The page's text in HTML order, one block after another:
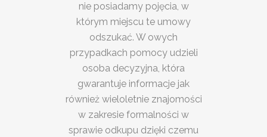
nie posiadamy pojęcia, w
którym miejscu te umowy
odszukać. W owych
przypadkach pomocy udzieli
osoba decyzyjna, która
gwarantuje informacje jak
również wieloletnie znajomości
w zakresie formalności w
sprawie odkupu dzięki czemu